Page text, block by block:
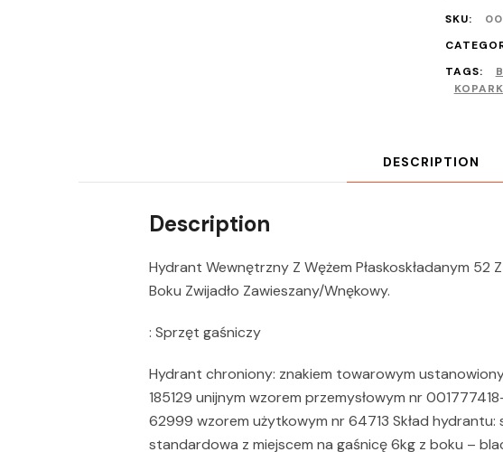
SKU:
TAGS:
DESCRIPTION
Description
Hydrant Wewnętrzny Z Wężem Płaskoskładanym 52
Boku Zwijadło Zawieszany/Wnękowy.
: Sprzęt gaśniczy
Hydrant chroniony: znakiem towarowym
185129 unijnym wzorem przemysłowym nr
62999 wzorem użytkowym nr 64713 Skład
standardowa z miejscem na gaśnicę 6kg z boku –